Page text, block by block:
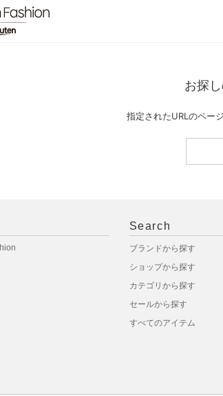
お探
指定されたURLのペー
Search
ブランドから探す
ショップから探す
カテゴリから探す
セールから探す
すべてのアイテム